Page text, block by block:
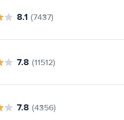
8.1 (7437)
7.8 (11512)
7.8 (4356)